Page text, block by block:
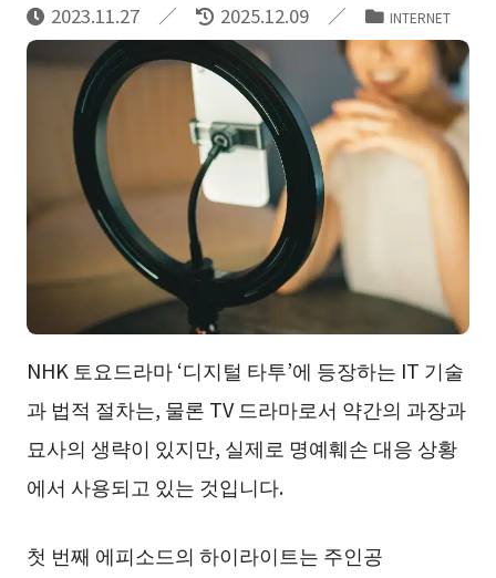
2023.11.27 2025.12.09 INTERNET
NHK 토요드라마 ‘디지털 타투’에 등장하는 IT 기술
과 법적 절차는, 물론 TV 드라마로서 약간의 과장과
묘사의 생략이 있지만, 실제로 명예훼손 대응 상황
에서 사용되고 있는 것입니다.
첫 번째 에피소드의 하이라이트는 주인공